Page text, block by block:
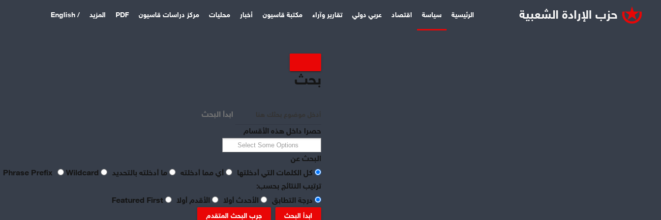
الرئيسية سياسة اقتصاد عربي دولي تقارير وآراء مكتبة قاسيون أخبار محليات مركز دراسات قاسيون PDF المزيد / English
بحث
ابدأ البحث
حصرا داخل هذه الأقسام
البحث عن
كل الكلمات التي أدخلتها
أي مما أدخلته ما أدخلته بالتحديد
Wildcard
ترتيب النتائج بحسب:
درجة التطابق
الأحدث أولا الأقدم أولا
ابدأ البحث جرب البحث المتقدم
واقع الصناعة النسيجية
السورية: «عن جد نزعتا»
تنظيم العمال: ضرورة